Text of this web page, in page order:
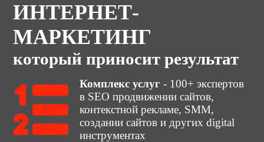
ИНТЕРНЕТ-
МАРКЕТИНГ
который приносит результат
Комплекс услуг- 100+ экспертов
в SEO продвижении сайтов,
контекстной рекламе, SMM,
создании сайтов и других digital
инструментах